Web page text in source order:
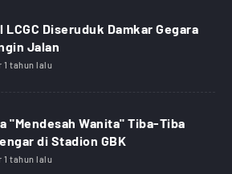
LCGC Diseruduk Damkar Gegara
Jalan
1 tahun lalu
"Mendesah Wanita" Tiba-Tiba
di Stadion GBK
1 tahun lalu